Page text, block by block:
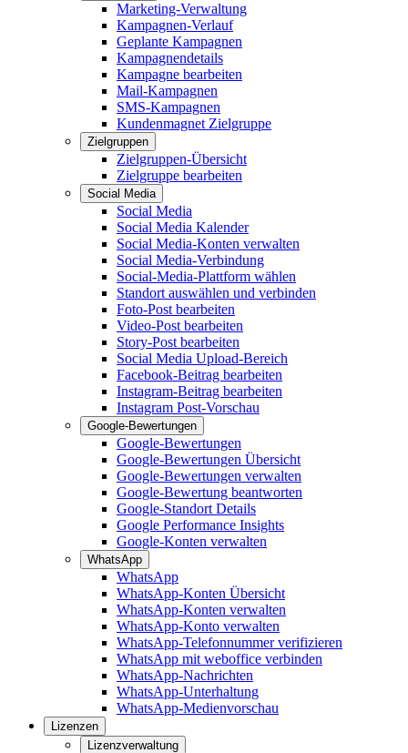
Marketing-Verwaltung
Kampagnen-Verlauf
Geplante Kampagnen
Kampagnendetails
Kampagne bearbeiten
Mail-Kampagnen
SMS-Kampagnen
Kundenmagnet Zielgruppe
Zielgruppen
Zielgruppen-Übersicht
Zielgruppe bearbeiten
Social Media
Social Media
Social Media Kalender
Social Media-Konten verwalten
Social Media-Verbindung
Social-Media-Plattform wählen
Standort auswählen und verbinden
Foto-Post bearbeiten
Video-Post bearbeiten
Story-Post bearbeiten
Social Media Upload-Bereich
Facebook-Beitrag bearbeiten
Instagram-Beitrag bearbeiten
Instagram Post-Vorschau
Google-Bewertungen
Google-Bewertungen
Google-Bewertungen Übersicht
Google-Bewertungen verwalten
Google-Bewertung beantworten
Google-Standort Details
Google Performance Insights
Google-Konten verwalten
WhatsApp
WhatsApp
WhatsApp-Konten Übersicht
WhatsApp-Konten verwalten
WhatsApp-Konto verwalten
WhatsApp-Telefonnummer verifizieren
WhatsApp mit weboffice verbinden
WhatsApp-Nachrichten
WhatsApp-Unterhaltung
WhatsApp-Medienvorschau
Lizenzen
Lizenzverwaltung